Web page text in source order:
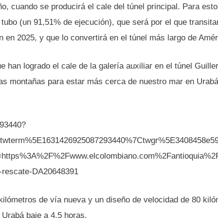
cuando se producirá el cale del túnel principal. Para
(un 91,51% de ejecución), que será por el que
2025, y que lo convertirá en el túnel más largo de
han logrado el cale de la galería auxiliar en el túnel
montañas para estar más cerca de nuestro mar en
DA20648391
de vía nueva y un diseño de velocidad de 80
baje a 4,5 horas.